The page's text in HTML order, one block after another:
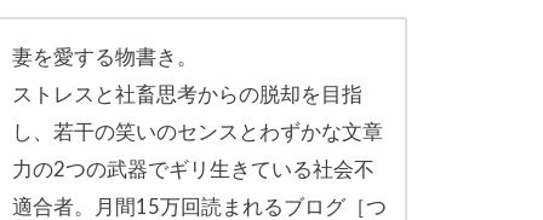
妻を愛する物書き。
ストレスと社畜思考からの脱却を目指
し、 若干の笑いのセンスとわずかな文章
力の2つの武器でギリ生きている社会不
適合者。月間15万回読まれるブログ［つ